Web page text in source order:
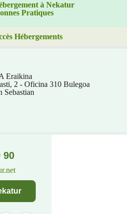
à Nekatur
Pratiques
Hébergements
Eraikina
2 - Oficina 310 Bulegoa
Sebastian
90